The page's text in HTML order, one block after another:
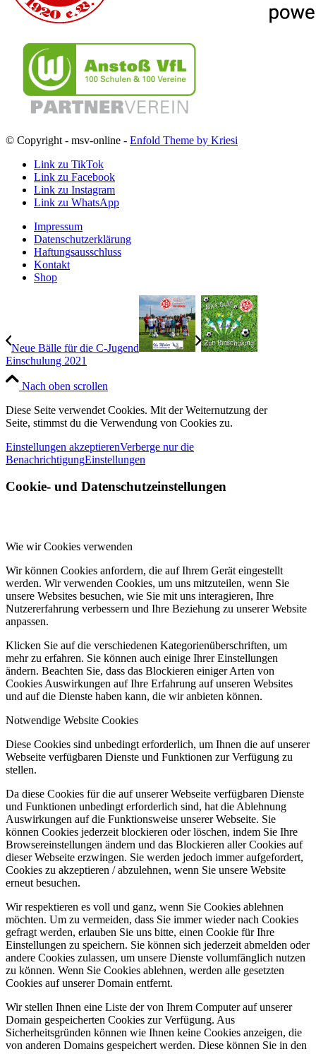
© Copyright - msv-online - Enfold Theme by Kriesi
Link zu TikTok
Link zu Facebook
Link zu Instagram
Link zu WhatsApp
Impressum
Datenschutzerklärung
Haftungsausschluss
Kontakt
Shop
Neue Bälle für die C-Jugend
Einschulung 2021
Nach oben scrollen
Diese Seite verwendet Cookies. Mit der Weiternutzung der
Seite, stimmst du die Verwendung von Cookies zu.
Einstellungen akzeptierenVerberge nur die
BenachrichtigungEinstellungen
Cookie- und Datenschutzeinstellungen
Wie wir Cookies verwenden
Wir können Cookies anfordern, die auf Ihrem Gerät eingestellt
werden. Wir verwenden Cookies, um uns mitzuteilen, wenn Sie
unsere Websites besuchen, wie Sie mit uns interagieren, Ihre
Nutzererfahrung verbessern und Ihre Beziehung zu unserer Website
anpassen.
Klicken Sie auf die verschiedenen Kategorienüberschriften, um
mehr zu erfahren. Sie können auch einige Ihrer Einstellungen
ändern. Beachten Sie, dass das Blockieren einiger Arten von
Cookies Auswirkungen auf Ihre Erfahrung auf unseren Websites
und auf die Dienste haben kann, die wir anbieten können.
Notwendige Website Cookies
Diese Cookies sind unbedingt erforderlich, um Ihnen die auf unserer
Webseite verfügbaren Dienste und Funktionen zur Verfügung zu
stellen.
Da diese Cookies für die auf unserer Webseite verfügbaren Dienste
und Funktionen unbedingt erforderlich sind, hat die Ablehnung
Auswirkungen auf die Funktionsweise unserer Webseite. Sie
können Cookies jederzeit blockieren oder löschen, indem Sie Ihre
Browsereinstellungen ändern und das Blockieren aller Cookies auf
dieser Webseite erzwingen. Sie werden jedoch immer aufgefordert,
Cookies zu akzeptieren / abzulehnen, wenn Sie unsere Website
erneut besuchen.
Wir respektieren es voll und ganz, wenn Sie Cookies ablehnen
möchten. Um zu vermeiden, dass Sie immer wieder nach Cookies
gefragt werden, erlauben Sie uns bitte, einen Cookie für Ihre
Einstellungen zu speichern. Sie können sich jederzeit abmelden oder
andere Cookies zulassen, um unsere Dienste vollumfänglich nutzen
zu können. Wenn Sie Cookies ablehnen, werden alle gesetzten
Cookies auf unserer Domain entfernt.
Wir stellen Ihnen eine Liste der von Ihrem Computer auf unserer
Domain gespeicherten Cookies zur Verfügung. Aus
Sicherheitsgründen können wie Ihnen keine Cookies anzeigen, die
von anderen Domains gespeichert werden. Diese können Sie in den